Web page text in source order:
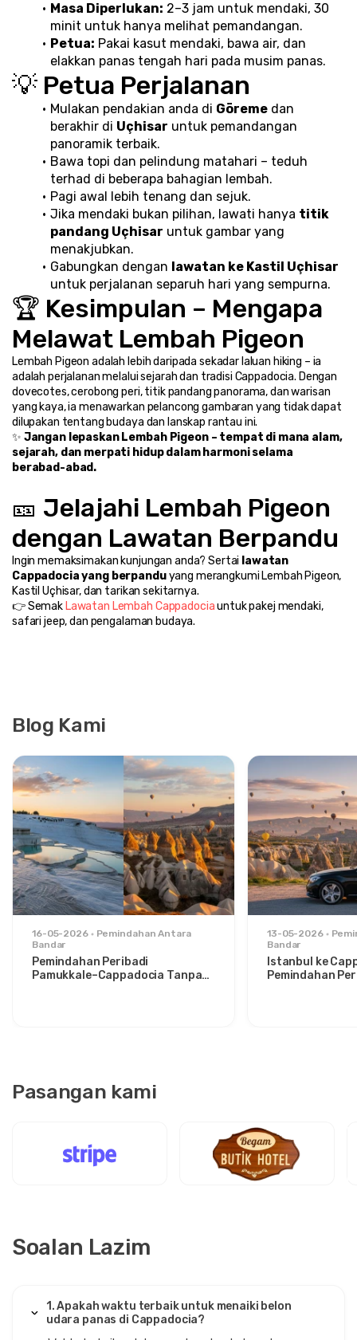
Masa Diperlukan: 2–3 jam untuk mendaki, 30
minit untuk hanya melihat pemandangan.
Petua: Pakai kasut mendaki, bawa air, dan
elakkan panas tengah hari pada musim panas.
💡 Petua Perjalanan
Mulakan pendakian anda di Göreme dan
berakhir di Uçhisar untuk pemandangan
panoramik terbaik.
Bawa topi dan pelindung matahari – teduh
terhad di beberapa bahagian lembah.
Pagi awal lebih tenang dan sejuk.
Jika mendaki bukan pilihan, lawati hanya titik
pandang Uçhisar untuk gambar yang
menakjubkan.
Gabungkan dengan lawatan ke Kastil Uçhisar
untuk perjalanan separuh hari yang sempurna.
🏆 Kesimpulan – Mengapa
Melawat Lembah Pigeon
Lembah Pigeon adalah lebih daripada sekadar laluan hiking – ia
adalah perjalanan melalui sejarah dan tradisi Cappadocia. Dengan
dovecotes, cerobong peri, titik pandang panorama, dan warisan
yang kaya, ia menawarkan pelancong gambaran yang tidak dapat
dilupakan tentang budaya dan lanskap rantau ini.
✨ Jangan lepaskan Lembah Pigeon – tempat di mana alam,
sejarah, dan merpati hidup dalam harmoni selama
berabad-abad.
🎫 Jelajahi Lembah Pigeon
dengan Lawatan Berpandu
Ingin memaksimakan kunjungan anda? Sertai lawatan
Cappadocia yang berpandu yang merangkumi Lembah Pigeon,
Kastil Uçhisar, dan tarikan sekitarnya.
👉 Semak Lawatan Lembah Cappadocia untuk pakej mendaki,
safari jeep, dan pengalaman budaya.
Blog Kami
16-05-2026
Pemindahan Antara
Bandar
Pemindahan Peribadi
Pamukkale–Cappadocia Tanpa
13-05-2026
Bandar
Istanbul ke
Pemindahan
Pasangan kami
Soalan Lazim
1. Apakah waktu terbaik untuk menaiki belon
udara panas di Cappadocia?